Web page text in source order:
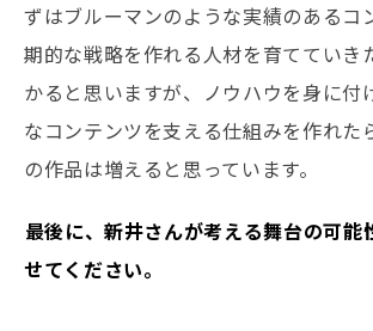
ずはブルーマンのような実績のあるコ
期的な戦略を作れる人材を育てていき
かると思いますが、ノウハウを身に付
なコンテンツを支える仕組みを作れた
の作品は増えると思っています。
――最後に、新井さんが考える舞台の可
せてください。